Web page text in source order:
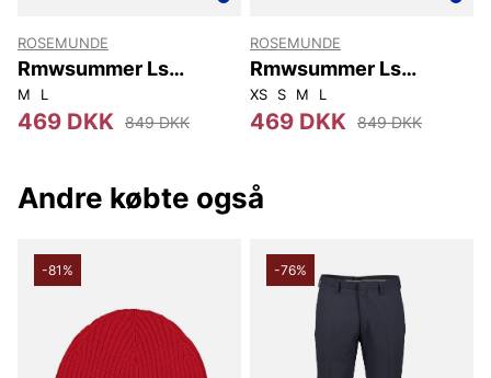
ROSEMUNDE
Rmwsummer Ls
Pointelle Cardigan
M L
469 DKK 849 DKK
ROSEMUNDE
Rmwsummer Ls
Pointelle Cardigan
XS S M L
469 DKK 849 DKK
Andre købte også
-81% -76%